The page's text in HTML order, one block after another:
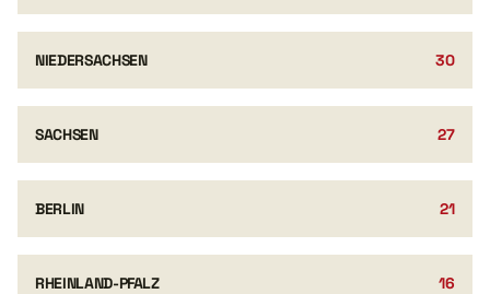
NIEDERSACHSEN 30
SACHSEN 27
BERLIN 21
RHEINLAND-PFALZ 16